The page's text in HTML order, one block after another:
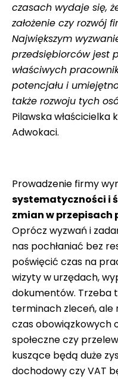
czasach wydaje się,
założenie czy rozwój
Największym
przedsiębiorców jest
właściwych
potencjału i
także rozwoju tych
Pilawska właścicielka
Adwokaci.
Prowadzenie firmy
systematyczności i
zmian w
Oprócz wyzwań i
nas pochłaniać bez
poświęcić czas na
wizyty w urzędach,
dokumentów. Trzeba
terminach zleceń, ale
czas obowiązkowych
społeczne czy
kuszące będą duże
dochodowy czy VAT